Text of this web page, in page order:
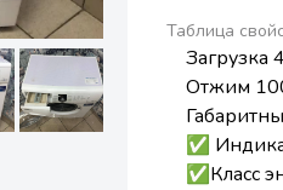
Таблица
Загрузка
Отжим
✅
✅Класс